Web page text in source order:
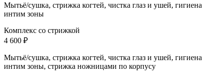
Мытьё/сушка, стрижка когтей, чистка глаз и ушей, гигиена
интим зоны
Комплекс со стрижкой
4 600 ₽
Мытьё/сушка, стрижка когтей, чистка глаз и ушей, гигиена
интим зоны, стрижка ножницами по корпусу